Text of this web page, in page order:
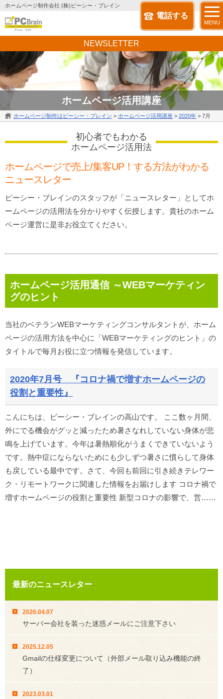
ホームページ制作会社 (株)ピーシー・ブレイン
電話する
MENU
ホームページ活用講座
NEWSLETTER
ホームページ制作はピーシー・ブレイン > ホームページ活用講座 > 2020年 > 7月
初心者でもわかる
ホームページ活用法
ホームページで売上/集客UP！する方法がわかる
ニュースレター
ピーシー・ブレインのスタッフが「ニュースレター」としてホ
ームページの活用法を分かりやすく伝授します。貴社のホーム
ページ運営に是非お役立てください。
ホームページ活用通信 ～WEBマーケティン
グのヒント
当社のベテランWEBマーケティングコンサルタントが、ホーム
ページの活用方法を中心に「WEBマーケティングのヒント」の
タイトルで毎月お役に立つ情報を発信しています。
2020年7月号 『コロナ禍で増すホームページの
役割と重要性』
こんにちは、ピーシー・ブレインの高山です。 ここ数ヶ月間、
外にでる機会がグッと減ったため暑さなれしていない身体が悲
鳴を上げています。今年は暑熱順化がうまくできていないよう
です。熱中症にならないためにも少しずつ暑さに慣らして身体
も戻している最中です。さて、今回も前回に引き続きテレワー
ク・リモートワークに関連した情報をお届けします コロナ禍で
増すホームページの役割と重要性 新型コロナの影響で、営……
最新のニュースレター
2026.04.07
サーバー会社を装った迷惑メールにご注意下さい
2025.12.05
Gmailの仕様変更について（外部メール取り込み機能の終
了）
2023.03.01